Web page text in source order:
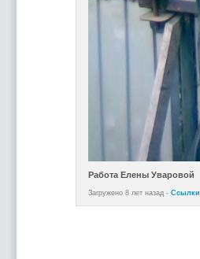
Работа Елены Уваровой
Загружено 8 лет назад - Ссылки